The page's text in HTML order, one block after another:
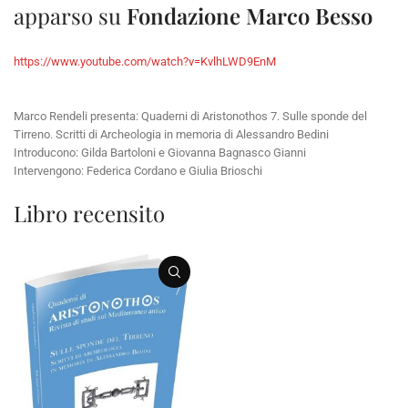
apparso su Fondazione Marco Besso
https://www.youtube.com/watch?v=KvlhLWD9EnM
Marco Rendeli presenta: Quaderni di Aristonothos 7. Sulle sponde del
Tirreno. Scritti di Archeologia in memoria di Alessandro Bedini
Introducono: Gilda Bartoloni e Giovanna Bagnasco Gianni
Intervengono: Federica Cordano e Giulia Brioschi
Libro recensito